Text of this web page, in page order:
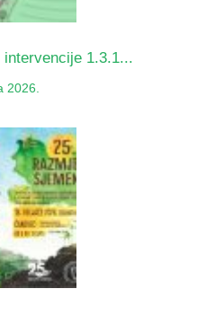
1.3.1...
2026.